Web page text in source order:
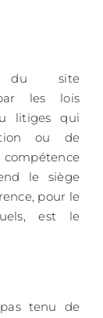
du site
les lois
litiges qui
ou de
le siège
pour le
est le
tenu de